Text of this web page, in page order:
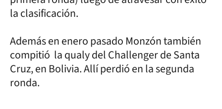
la clasificación.
Además en enero pasado Monzón también
compitió la qualy del Challenger de Santa
Cruz, en Bolivia. Allí perdió en la segunda
ronda.